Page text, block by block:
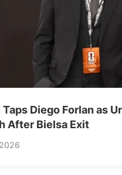
Taps Diego Forlan as
After Bielsa Exit